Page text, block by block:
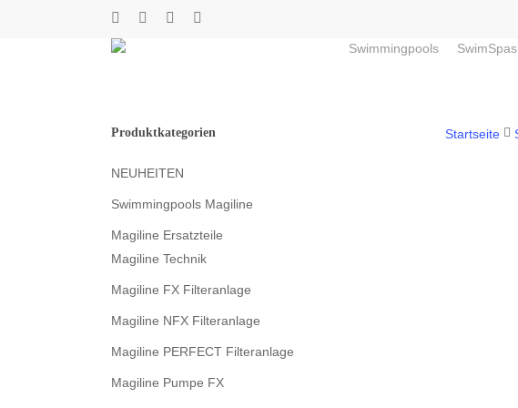
Swimmingpools SwimSpas
Produktkategorien
NEUHEITEN
Swimmingpools Magiline
Magiline Ersatzteile
Magiline Technik
Magiline FX Filteranlage
Magiline NFX Filteranlage
Magiline PERFECT Filteranlage
Magiline Pumpe FX
Startseite